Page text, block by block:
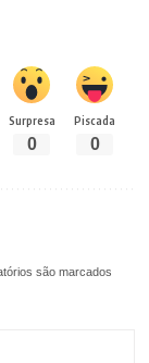
Surpresa
0
Piscada
0
são marcados